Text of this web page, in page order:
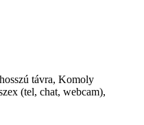
távra, Komoly
(tel, chat, webcam),